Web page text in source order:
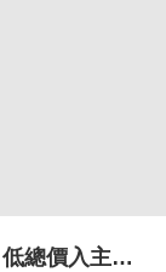
低總價東方爵士 低總價入主南港區